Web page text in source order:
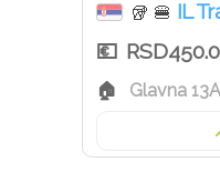
🥡 🍔 IL
Glavna 13A